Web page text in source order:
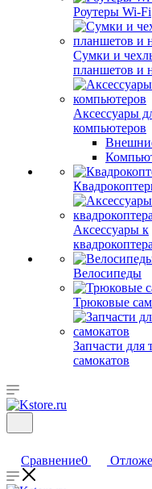
Роутеры Wi-Fi
Сумки и
планшетов и
Аксессуары
компьютеров
Аксессуары к
Велосипеды
Трюковые
Запчасти для
самокатов
Сравнение0